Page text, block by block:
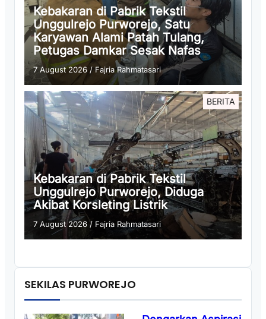
Kebakaran di Pabrik Tekstil
Unggulrejo Purworejo, Satu
Karyawan Alami Patah Tulang,
Petugas Damkar Sesak Nafas
7 August 2026 /Fajria Rahmatasari
BERITA
Kebakaran di Pabrik Tekstil
Unggulrejo Purworejo, Diduga
Akibat Korsleting Listrik
7 August 2026/ Fajria Rahmatasari
SEKILAS PURWOREJO